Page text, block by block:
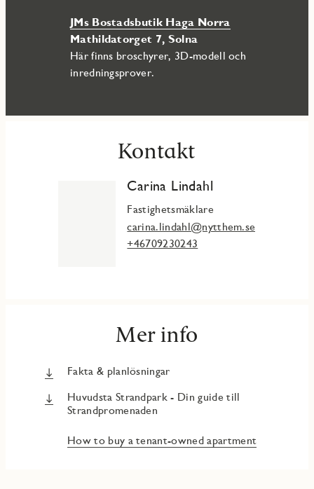
JMs Bostadsbutik Haga Norra
Mathildatorget 7, Solna
Här finns broschyrer, 3D-modell och
inredningsprover.
Kontakt
Carina Lindahl
Fastighetsmäklare
carina.lindahl@nytthem.se
+46709230243
Mer info
Fakta & planlösningar
Huvudsta Strandpark - Din guide till
Strandpromenaden
How to buy a tenant-owned apartment